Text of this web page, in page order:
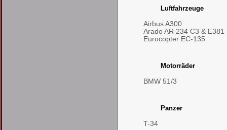
Luftfahrzeuge
Airbus A300
Arado AR 234 C3 & E381
Eurocopter EC-135
Motorräder
BMW 51/3
Panzer
T-34